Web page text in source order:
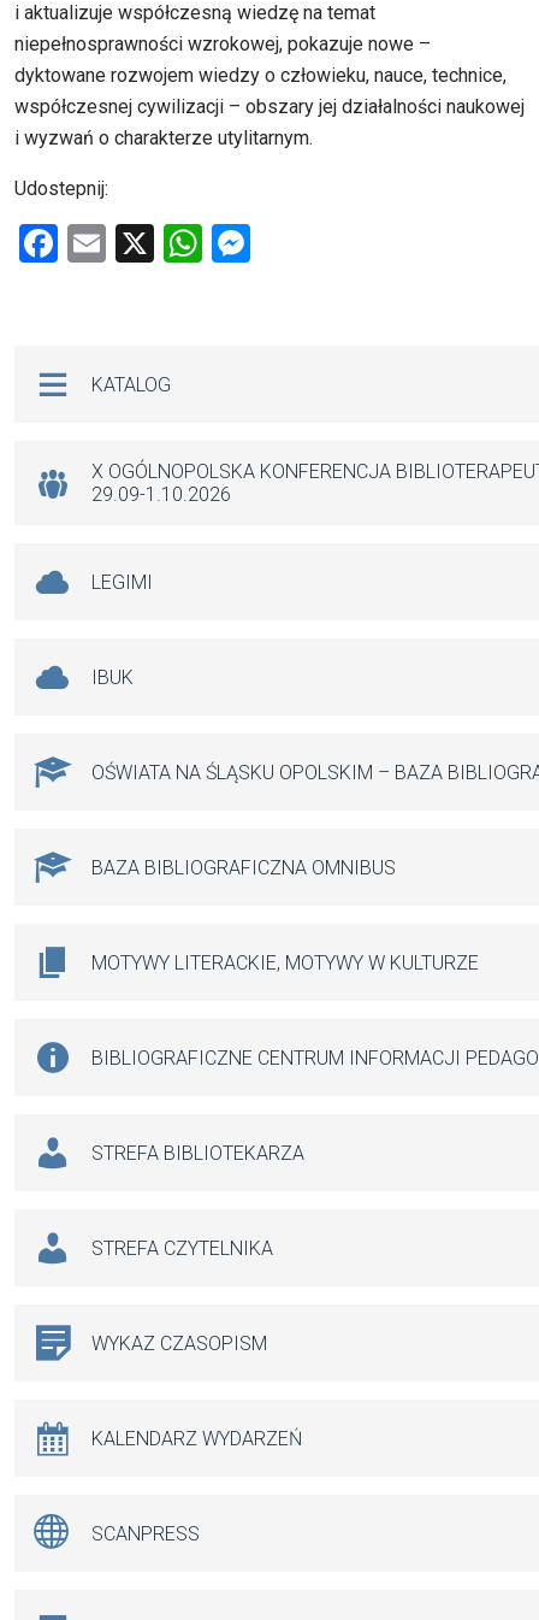
i aktualizuje współczesną wiedzę na temat
niepełnosprawności wzrokowej, pokazuje nowe –
dyktowane rozwojem wiedzy o człowieku, nauce, technice,
współczesnej cywilizacji – obszary jej działalności naukowej
i wyzwań o charakterze utylitarnym.
Udostepnij:
F
o
k
E
X
W
p
KATALOG
X OGÓLNOPOLSKA KONFERENCJA
29.09-1.10.2026
LEGIMI
IBUK
OŚWIATA NA ŚLĄSKU OPOLSKIM – BAZA
BAZA BIBLIOGRAFICZNA OMNIBUS
MOTYWY LITERACKIE, MOTYWY W KULTURZE
BIBLIOGRAFICZNE CENTRUM INFORMACJI
STREFA BIBLIOTEKARZA
STREFA CZYTELNIKA
WYKAZ CZASOPISM
KALENDARZ WYDARZEŃ
SCANPRESS